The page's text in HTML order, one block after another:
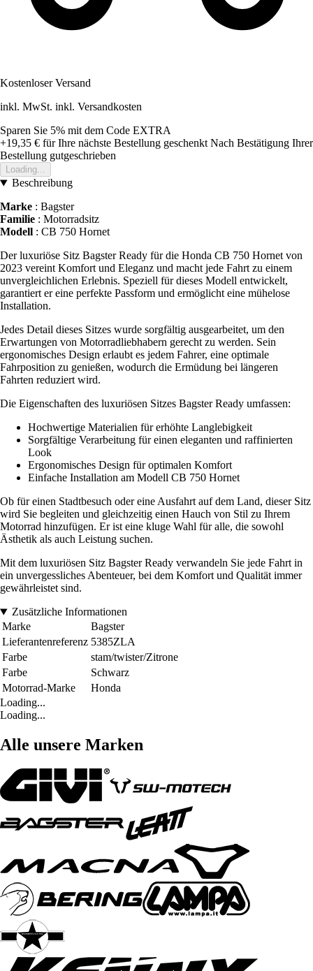
Kostenloser Versand
inkl. MwSt. inkl. Versandkosten
Sparen Sie 5% mit dem Code EXTRA
+19,35 € für Ihre nächste Bestellung geschenkt Nach Bestätigung Ihrer
Bestellung gutgeschrieben
Loading...
Beschreibung
Marke : Bagster
Familie : Motorradsitz
Modell : CB 750 Hornet
Der luxuriöse Sitz Bagster Ready für die Honda CB 750 Hornet von
2023 vereint Komfort und Eleganz und macht jede Fahrt zu einem
unvergleichlichen Erlebnis. Speziell für dieses Modell entwickelt,
garantiert er eine perfekte Passform und ermöglicht eine mühelose
Installation.
Jedes Detail dieses Sitzes wurde sorgfältig ausgearbeitet, um den
Erwartungen von Motorradliebhabern gerecht zu werden. Sein
ergonomisches Design erlaubt es jedem Fahrer, eine optimale
Fahrposition zu genießen, wodurch die Ermüdung bei längeren
Fahrten reduziert wird.
Die Eigenschaften des luxuriösen Sitzes Bagster Ready umfassen:
Hochwertige Materialien für erhöhte Langlebigkeit
Sorgfältige Verarbeitung für einen eleganten und raffinierten
Look
Ergonomisches Design für optimalen Komfort
Einfache Installation am Modell CB 750 Hornet
Ob für einen Stadtbesuch oder eine Ausfahrt auf dem Land, dieser Sitz
wird Sie begleiten und gleichzeitig einen Hauch von Stil zu Ihrem
Motorrad hinzufügen. Er ist eine kluge Wahl für alle, die sowohl
Ästhetik als auch Leistung suchen.
Mit dem luxuriösen Sitz Bagster Ready verwandeln Sie jede Fahrt in
ein unvergessliches Abenteuer, bei dem Komfort und Qualität immer
gewährleistet sind.
Zusätzliche Informationen
Marke
Bagster
Lieferantenreferenz 5385ZLA
Farbe
stam/twister/Zitrone
Farbe
Schwarz
Motorrad-Marke
Honda
Loading...
Loading...
Alle unsere Marken